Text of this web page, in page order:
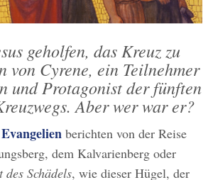
geholfen, das Kreuz zu
von Cyrene, ein Teilnehmer
und Protagonist der fünften
Aber wer war er?
berichten von der Reise
dem Kalvarienberg oder
des Schädels, wie dieser Hügel, der